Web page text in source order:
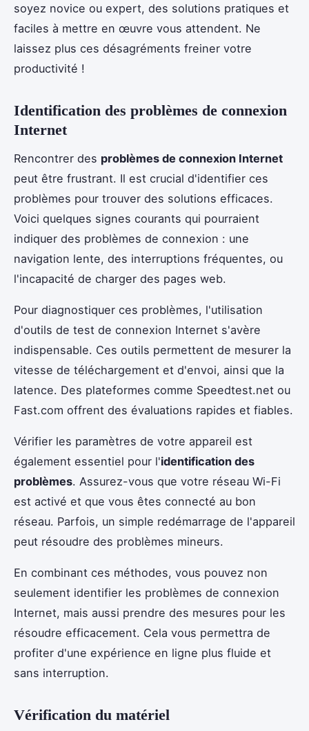
soyez novice ou expert, des solutions pratiques et
faciles à mettre en œuvre vous attendent. Ne
laissez plus ces désagréments freiner votre
productivité !
Identification des problèmes de connexion
Internet
Rencontrer des problèmes de connexion Internet
peut être frustrant. Il est crucial d'identifier ces
problèmes pour trouver des solutions efficaces.
Voici quelques signes courants qui pourraient
indiquer des problèmes de connexion : une
navigation lente, des interruptions fréquentes, ou
l'incapacité de charger des pages web.
Pour diagnostiquer ces problèmes, l'utilisation
d'outils de test de connexion Internet s'avère
indispensable. Ces outils permettent de mesurer la
vitesse de téléchargement et d'envoi, ainsi que la
latence. Des plateformes comme Speedtest.net ou
Fast.com offrent des évaluations rapides et fiables.
Vérifier les paramètres de votre appareil est
également essentiel pour l'identification des
problèmes. Assurez-vous que votre réseau Wi-Fi
est activé et que vous êtes connecté au bon
réseau. Parfois, un simple redémarrage de l'appareil
peut résoudre des problèmes mineurs.
En combinant ces méthodes, vous pouvez non
seulement identifier les problèmes de connexion
Internet, mais aussi prendre des mesures pour les
résoudre efficacement. Cela vous permettra de
profiter d'une expérience en ligne plus fluide et
sans interruption.
Vérification du matériel